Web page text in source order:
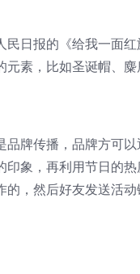
民日报的《给我一面
素，比如圣诞帽、麋
品牌传播，品牌方可
象，再利用节日的
，然后好友发送活动